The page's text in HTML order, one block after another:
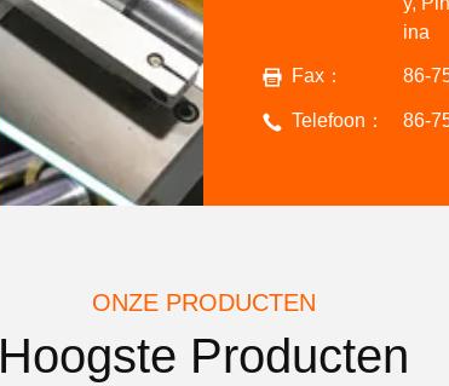
ina
Fax： 86-
Telefoon： 86-
ONZE PRODUCTEN
Hoogste Producten